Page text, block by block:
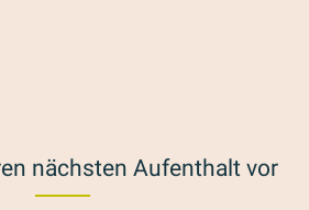
nächsten Aufenthalt vor